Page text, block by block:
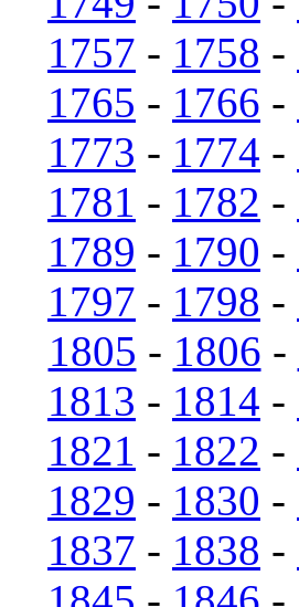
1757 - 1758 -
1765 - 1766 -
1773 - 1774 -
1781 - 1782 -
1789 - 1790 -
1797 - 1798 -
1805 - 1806 -
1813 - 1814 -
1821 - 1822 -
1829 - 1830 -
1837 - 1838 -